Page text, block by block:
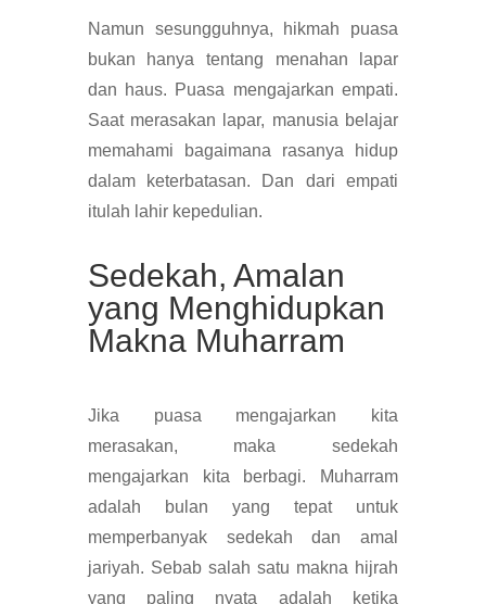
Namun sesungguhnya, hikmah puasa
bukan hanya tentang menahan lapar
dan haus. Puasa mengajarkan empati.
Saat merasakan lapar, manusia belajar
memahami bagaimana rasanya hidup
dalam keterbatasan. Dan dari empati
itulah lahir kepedulian.
Sedekah, Amalan
yang Menghidupkan
Makna Muharram
Jika puasa mengajarkan kita
merasakan, maka sedekah
mengajarkan kita berbagi. Muharram
adalah bulan yang tepat untuk
memperbanyak sedekah dan amal
jariyah. Sebab salah satu makna hijrah
yang paling nyata adalah ketika